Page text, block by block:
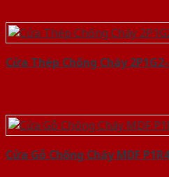
Cửa Thép Chống Cháy
Cửa Gỗ Chống Cháy MDF